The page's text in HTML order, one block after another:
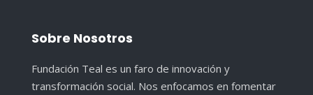
Sobre Nosotros
Fundación Teal es un faro de innovación y
transformación social. Nos enfocamos en fomentar